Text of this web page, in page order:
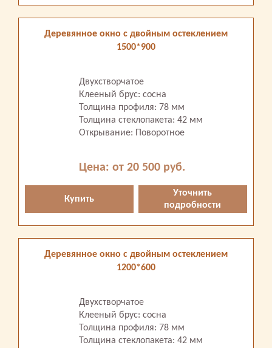
Деревянное окно с двойным остеклением
1500*900
Двухстворчатое
Клееный брус: сосна
Толщина профиля: 78 мм
Толщина стеклопакета: 42 мм
Открывание: Поворотное
Цена: от 20 500 руб.
Купить
Уточнить
подробности
Деревянное окно с двойным остеклением
1200*600
Двухстворчатое
Клееный брус: сосна
Толщина профиля: 78 мм
Толщина стеклопакета: 42 мм